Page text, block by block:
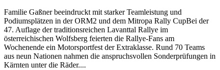
Familie Gaßner beeindruckt mit starker Teamleistung und
Podiumsplätzen in der ORM2 und dem Mitropa Rally CupBei der
47. Auflage der traditionsreichen Lavanttal Rallye im
österreichischen Wolfsberg feierten die Rallye-Fans am
Wochenende ein Motorsportfest der Extraklasse. Rund 70 Teams
aus neun Nationen nahmen die anspruchsvollen Sonderprüfungen in
Kärnten unter die Räder....